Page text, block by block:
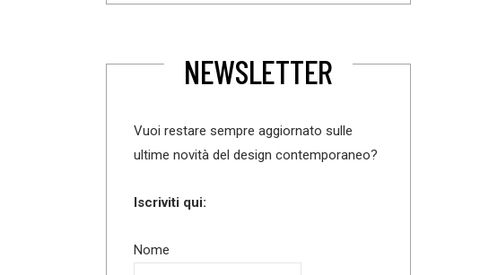
NEWSLETTER
Vuoi restare sempre aggiornato sulle
ultime novità del design contemporaneo?
Iscriviti qui:
Nome